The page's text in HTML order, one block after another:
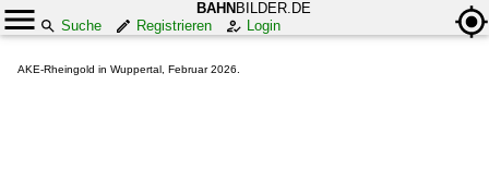
BAHN BILDER.DE
Suche
Registrieren Login
AKE-Rheingold in Wuppertal, Februar 2026.